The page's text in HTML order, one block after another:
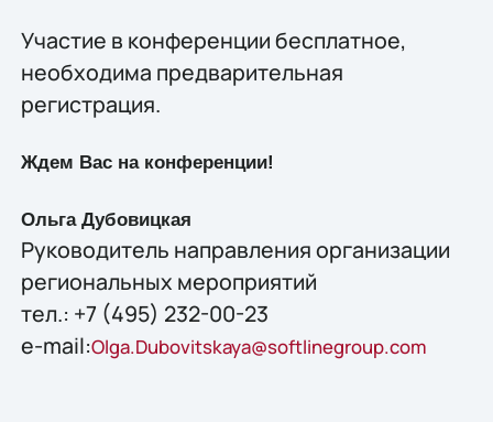
Участие в конференции бесплатное,
необходима предварительная
регистрация.
Ждем Вас на конференции!
Ольга Дубовицкая
Руководитель направления организации
региональных мероприятий
тел.: +7 (495) 232-00-23
e-mail:Olga.Dubovitskaya@softlinegroup.com